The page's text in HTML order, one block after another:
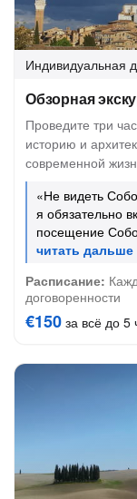
Индивидуальная
Обзорная
Проведите три
историю и
современной
«Не видеть
я обязательно
посещение
Расписание:
договоренности
€150 за всё до 5